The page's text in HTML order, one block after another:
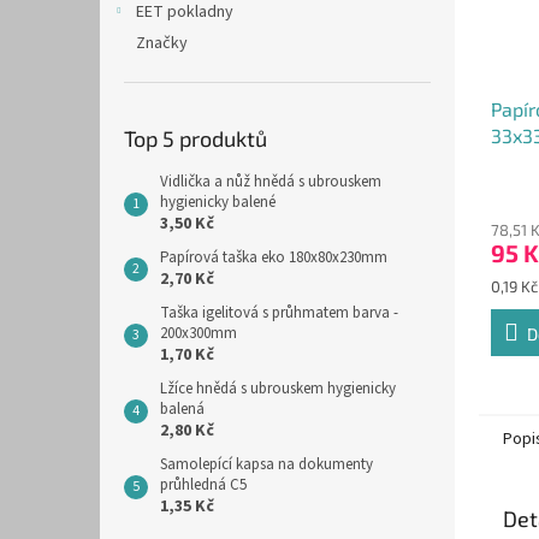
EET pokladny
Značky
Top 5 produktů
Vidlička a nůž hnědá s ubrouskem
hygienicky balené
3,50 Kč
Papírová taška eko 180x80x230mm
2,70 Kč
Taška igelitová s průhmatem barva -
200x300mm
1,70 Kč
Lžíce hnědá s ubrouskem hygienicky
balená
2,80 Kč
Samolepící kapsa na dokumenty
průhledná C5
1,35 Kč
je
5,0
78,51
95
Měrná
cena:
0,19